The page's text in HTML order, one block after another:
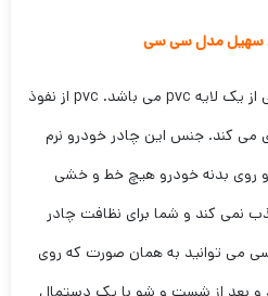
جنس چادر خودرو مدل سی سی از یک لایه pvc می باشد. pvc از نفوذ
می کند. جنس این چادر خودرو نرم
روی بدنه خودرو هیچ خط و خشی
نمی کند و شما برای نظافت چادر
توانید به همان صورت که روی